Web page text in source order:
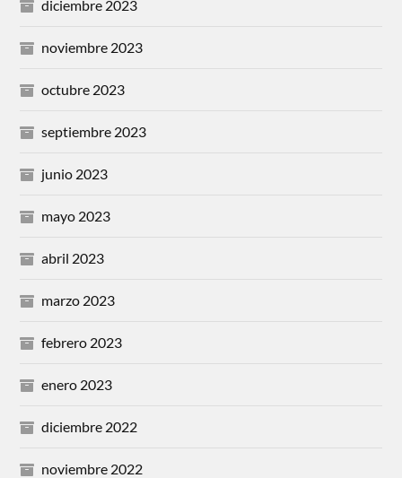
diciembre 2023
noviembre 2023
octubre 2023
septiembre 2023
junio 2023
mayo 2023
abril 2023
marzo 2023
febrero 2023
enero 2023
diciembre 2022
noviembre 2022